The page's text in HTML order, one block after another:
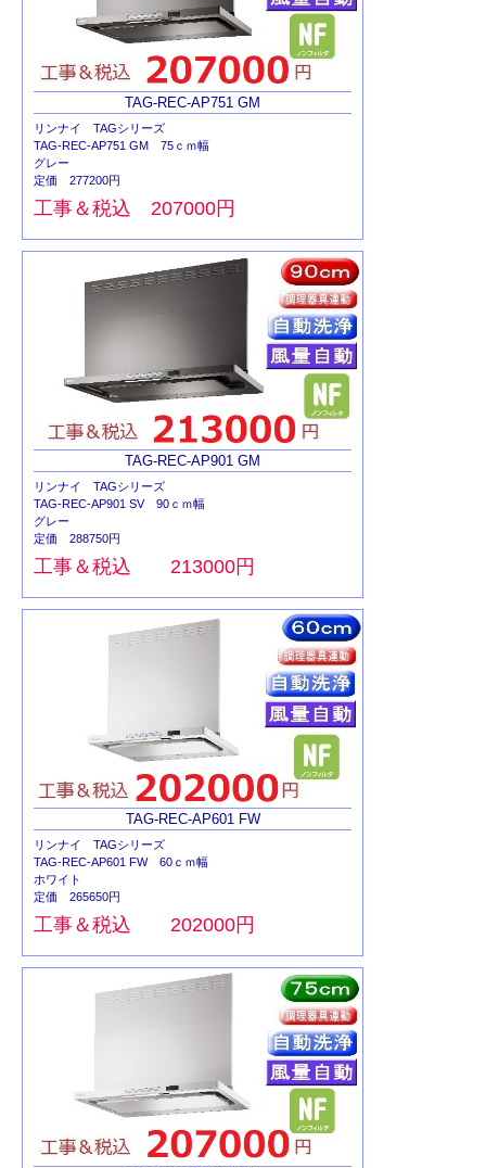
TAG-REC-AP751 GM
リンナイ TAGシリーズ
TAG-REC-AP751 GM 75ｃｍ幅
グレー
定価 277200円
工事＆税込 207000円
TAG-REC-AP901 GM
リンナイ TAGシリーズ
TAG-REC-AP901 SV 90ｃｍ幅
グレー
定価 288750円
工事＆税込 213000円
TAG-REC-AP601 FW
リンナイ TAGシリーズ
TAG-REC-AP601 FW 60ｃｍ幅
ホワイト
定価 265650円
工事＆税込 202000円